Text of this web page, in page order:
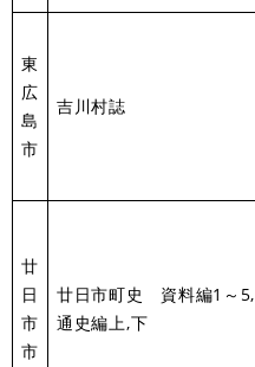
東
広
島
市
吉川村誌
廿
日
市
市
廿日市町史 資料編1～5,
通史編上,下